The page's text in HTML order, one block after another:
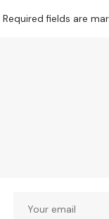
Required fields are